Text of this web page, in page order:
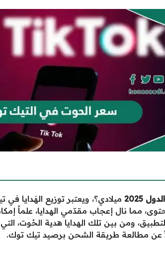
2025
ميلادي؟، ويعتبر توزيع
مما نال إعجاب مقدّمي الهدايا، علماً
ومن بين تلك الهدايا هدية الحُوت،
عن مطالعة طريقة الشحن برصيد تيك توك.